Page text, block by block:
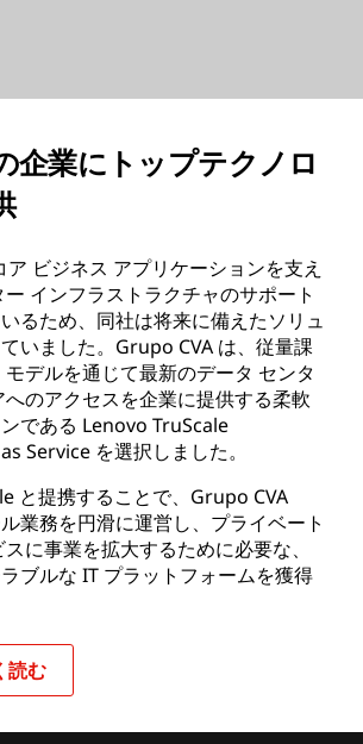
企業にトップテクノロ
ビジネス アプリケーションを支え
インフラストラクチャのサポート
るため、同社は将来に備えたソリュ
いました。Grupo CVA は、従量課
デルを通じて最新のデータ センタ
のアクセスを企業に提供する柔軟
である Lenovo TruScale
Service を選択しました。
と提携することで、Grupo CVA
業務を円滑に運営し、プライベート
に事業を拡大するために必要な、
ブルな IT プラットフォームを獲得
読む